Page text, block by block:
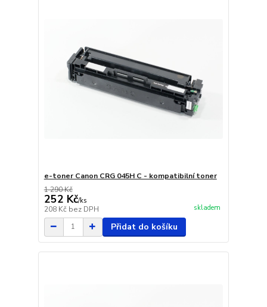
e-toner Canon CRG 045H C - kompatibilní toner
1 290 Kč
252 Kč/ks
208 Kč bez DPH skladem
Přidat do košíku